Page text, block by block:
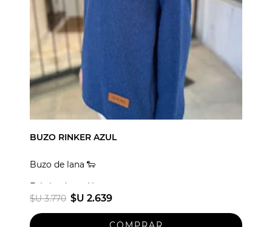
BUZO RINKER AZUL
Buzo de lana 🐑
Fabricado en Uruguay
$U 3.770 $U 2.639